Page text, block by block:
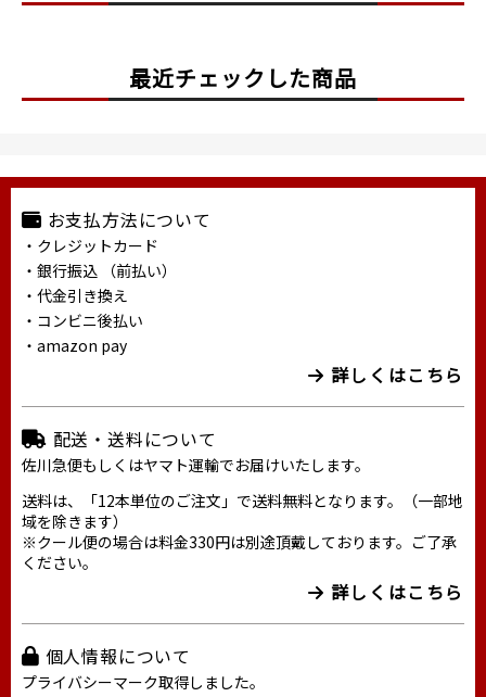
最近チェックした商品
お支払方法について
・クレジットカード
・銀行振込 （前払い）
・代金引き換え
・コンビニ後払い
・amazon pay
詳しくはこちら
配送・送料について
佐川急便もしくはヤマト運輸でお届けいたします。
送料は、「12本単位のご注文」で送料無料となります。（一部地
域を除きます）
※クール便の場合は料金330円は別途頂戴しております。ご了承
ください。
詳しくはこちら
個人情報について
プライバシーマーク取得しました。